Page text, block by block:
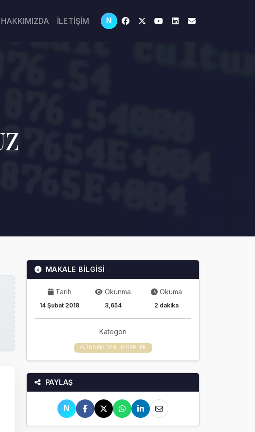
HAKKIMIZDA İLETİŞİM N
MAKALE BİLGİSİ
Tarih
14 Şubat 2018
Okunma
3,654
Okuma
2 dakika
Kategori
GÜNDEMDEN HABERLER
PAYLAŞ
N